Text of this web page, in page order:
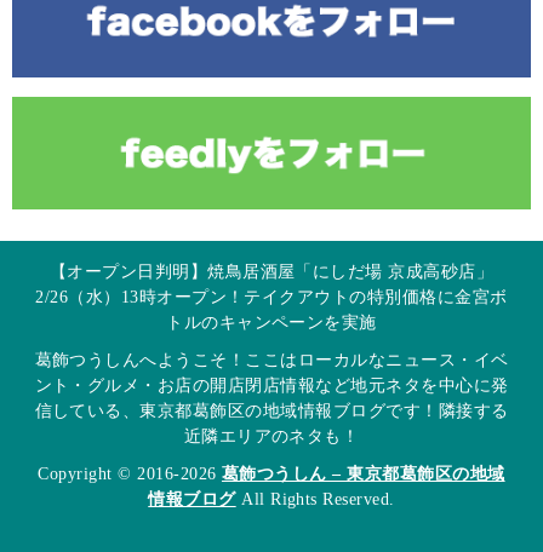
【オープン日判明】焼鳥居酒屋「にしだ場 京成高砂店」
2/26（水）13時オープン！テイクアウトの特別価格に金宮ボ
トルのキャンペーンを実施
葛飾つうしんへようこそ！ここはローカルなニュース・イベ
ント・グルメ・お店の開店閉店情報など地元ネタを中心に発
信している、東京都葛飾区の地域情報ブログです！隣接する
近隣エリアのネタも！
Copyright © 2016-2026 葛飾つうしん – 東京都葛飾区の地域
情報ブログAll Rights Reserved.